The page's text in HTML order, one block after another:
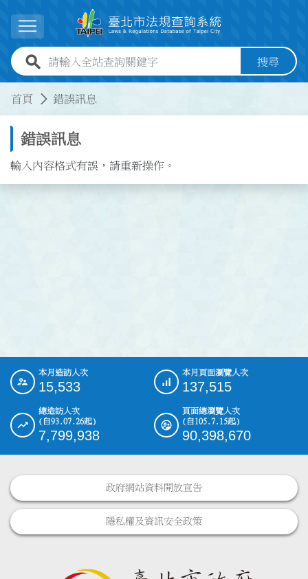
展開選單
全站查詢關鍵字欄位 搜尋
首頁 錯誤訊息
錯誤訊息
輸入內容格式有誤，請重新操作。
::: 本月造訪人次
15,533
本月頁面瀏覽人次
137,515
總造訪人次
(自93.07.26起)
7,799,938
頁面總瀏覽人次
(自105.7.15起)
90,398,670
政府網站資料開放宣告
隱私權及資訊安全政策